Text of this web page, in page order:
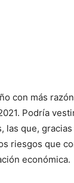
con más
Podría
que,
riesgos que
económica.